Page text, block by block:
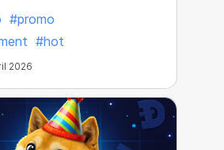
de richesses
!
#promo
#hot
2026